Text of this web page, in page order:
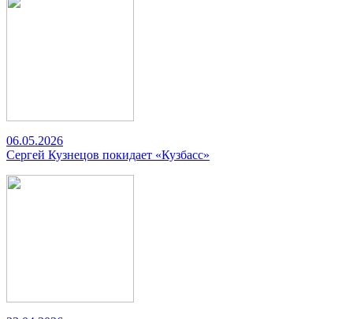
06.05.2026
Сергей Кузнецов покидает «Кузбасс»